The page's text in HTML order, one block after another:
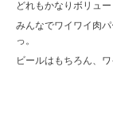
どれもかなりボリュー
みんなでワイワイ肉
っ。
ビールはもちろん、